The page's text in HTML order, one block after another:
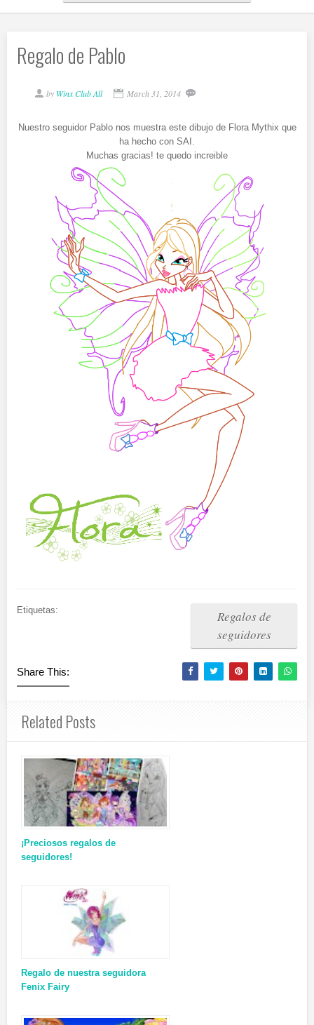
Regalo de Pablo
by Winx Club All March 31, 2014
Nuestro seguidor Pablo nos muestra este dibujo de Flora Mythix que
ha hecho con SAI.
Muchas gracias! te quedo increible
Etiquetas:
Regalos de
seguidores
Share This:
Related Posts
¡Preciosos regalos de
seguidores!
Regalo de nuestra seguidora
Fenix Fairy